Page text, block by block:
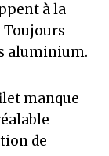
à la
Toujours
aluminium.
manque
de